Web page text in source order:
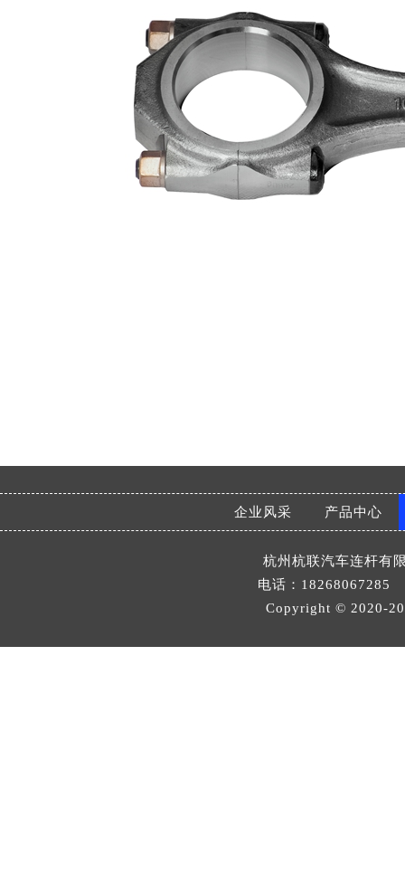
企业风采 产品中心
杭州杭联汽车连杆
电话：18268067285
Copyright © 2020-